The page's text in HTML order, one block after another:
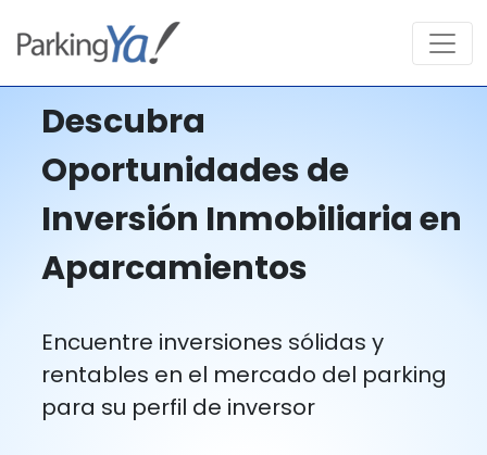
Descubra
Oportunidades de
Inversión Inmobiliaria en
Aparcamientos
Encuentre inversiones sólidas y
rentables en el mercado del parking
para su perfil de inversor